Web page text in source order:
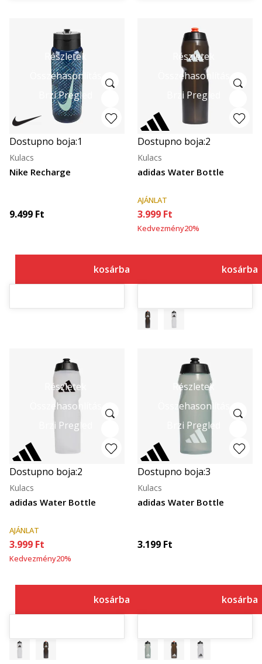
Részletek
Összehasonlítás
Brzi Pregled
Dostupno boja:1
Nike Recharge
Kulacs
9.499 Ft
kosárba
Részletek
Összehasonlítás
Brzi Pregled
Dostupno boja:2
adidas Water Bottle
Kulacs
AJÁNLAT
3.999 Ft
Kedvezmény20%
kosárba
Részletek
Összehasonlítás
Brzi Pregled
Dostupno boja:2
adidas Water Bottle
Kulacs
AJÁNLAT
3.999 Ft
Kedvezmény20%
kosárba
Részletek
Összehasonlítás
Brzi Pregled
Dostupno boja:3
adidas Water Bottle
Kulacs
3.199 Ft
kosárba